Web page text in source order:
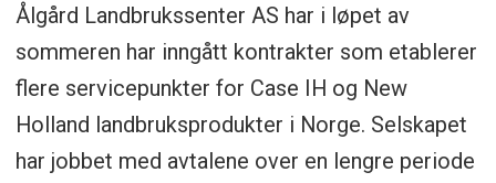
Ålgård Landbrukssenter AS har i løpet av
sommeren har inngått kontrakter som etablerer
flere servicepunkter for Case IH og New
Holland landbruksprodukter i Norge. Selskapet
har jobbet med avtalene over en lengre periode